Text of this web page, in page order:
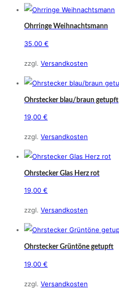
Ohrringe Weihnachtsmann
35,00 €
zzgl. Versandkosten
Ohrstecker blau/braun getupft
19,00 €
zzgl. Versandkosten
Ohrstecker Glas Herz rot
19,00 €
zzgl. Versandkosten
Ohrstecker Grüntöne getupft
19,00 €
zzgl. Versandkosten